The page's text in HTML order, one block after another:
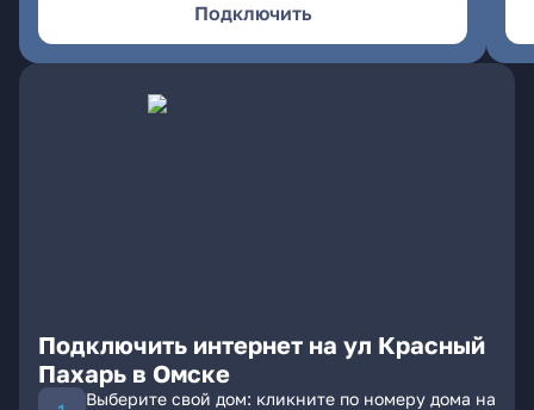
Подключить
Подключить интернет на ул Красный
Пахарь в Омске
Выберите свой дом: кликните по номеру дома на